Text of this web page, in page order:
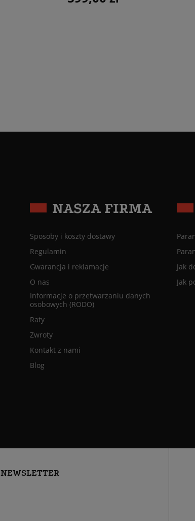
NASZA FIRMA
Sposoby i koszty dostawy
Regulamin
Gwarancja i reklamacje
O nas
Informacje o przetwarzaniu danych
osobowych (RODO)
Raty
Zwroty
Kontakt z nami
Blog
Jak
Jak
NEWSLETTER